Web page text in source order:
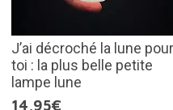
J’ai décroché la lune pour
toi : la plus belle petite
lampe lune
14,95€